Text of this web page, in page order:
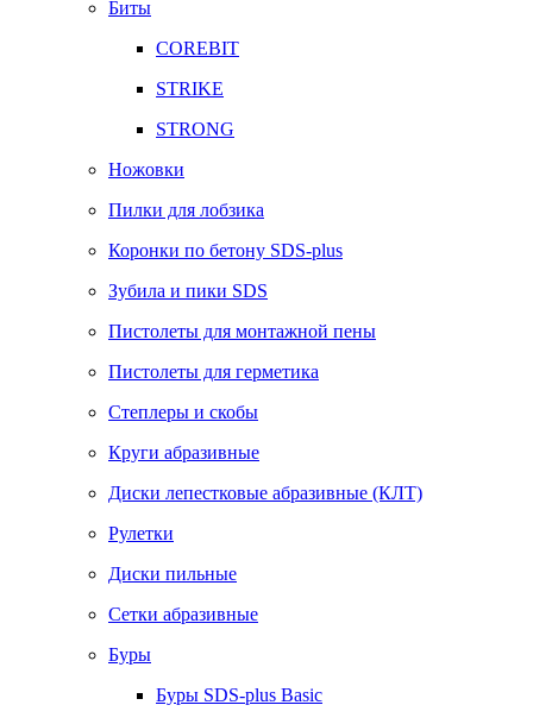
Биты
COREBIT
STRIKE
STRONG
Ножовки
Пилки для лобзика
Коронки по бетону SDS-plus
Зубила и пики SDS
Пистолеты для монтажной пены
Пистолеты для герметика
Степлеры и скобы
Круги абразивные
Диски лепестковые абразивные (КЛТ)
Рулетки
Диски пильные
Сетки абразивные
Буры
Буры SDS-plus Basic